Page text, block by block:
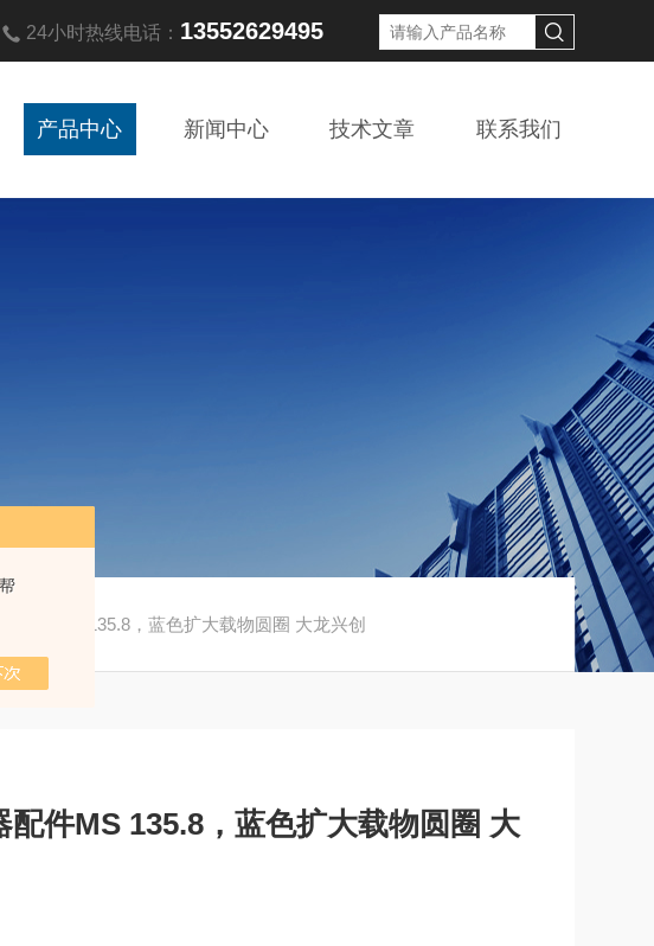
24小时热线电话： 13552629495
产品中心 新闻中心 技术文章 联系我们
配件MS 135.8，蓝色扩大载物圆圈 大龙兴创
配件MS 135.8，蓝色扩大载物圆圈 大